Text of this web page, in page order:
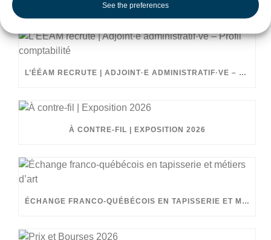
See the preferences
RECENT POSTS
L’ÉÉAM RECRUTE | ADJOINT·E ADMINISTRATIF·VE – PROFIL COMPTABILITÉ
À CONTRE-FIL | EXPOSITION 2026
ÉCHANGE FRANCO-QUÉBÉCOIS EN TAPISSERIE ET MÉTIERS D’ART